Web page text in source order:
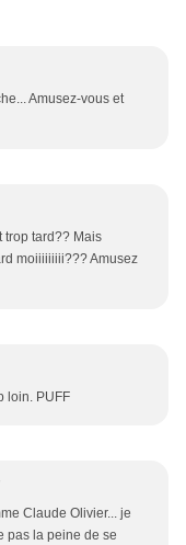
Amusez-vous et
trop tard?? Mais
moiiiiiiiii??? Amusez
loin. PUFF
Claude Olivier... je
pas la peine de se